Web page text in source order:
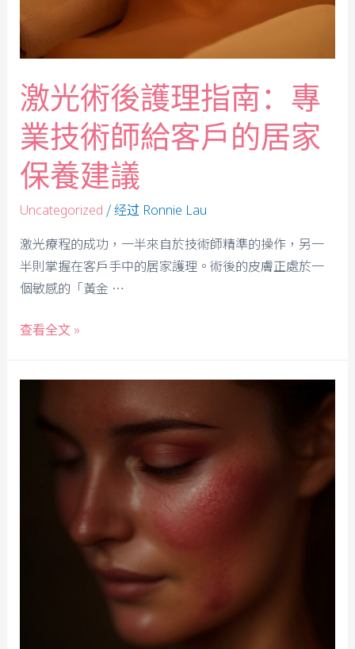
激光術後護理指南：專
業技術師給客戶的居家
保養建議
Uncategorized / 经过 Ronnie Lau
激光療程的成功，一半來自於技術師精準的操作，另一
半則掌握在客戶手中的居家護理。術後的皮膚正處於一
個敏感的「黃金 …
查看全文 »